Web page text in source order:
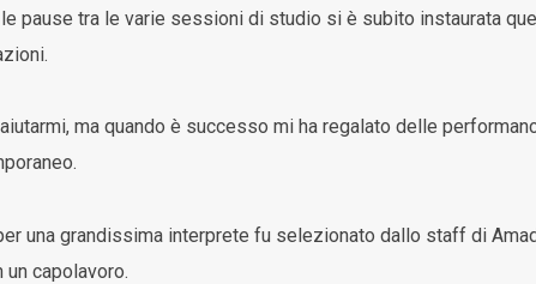
pause tra le varie sessioni di studio si è subito instaurata
ma quando è successo mi ha regalato delle
una grandissima interprete fu selezionato dallo staff di
capolavoro.